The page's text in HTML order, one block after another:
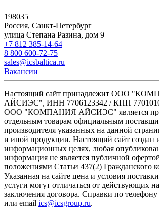
198035
Россия, Санкт-Петербург
улица Степана Разина, дом 9
+7 812 385-14-64
8 800 600-72-75
sales@icsbaltica.ru
Вакансии
Настоящий сайт принадлежит ООО
АЙСИЭС", ИНН 7706123342 / КПП
ООО "КОМПАНИЯ АЙСИЭС" является
отдельным товарам официальным
производителя указанных на данной
и иной продукции. Настоящий сайт создан
информационных целях, любая
информация не является публичной
положениями Статьи 437(2) Гражданского
Указанная на сайте цена и условия
услуги могут отличаться от действующих
заключения договора. Справки по
или email ics@icsgroup.ru.